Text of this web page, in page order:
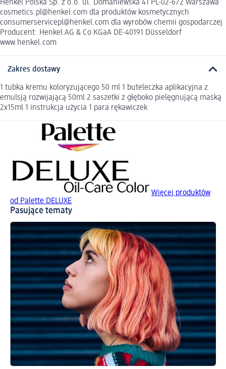
Henkel Polska Sp. z o.o. ul. Domaniewska 41 PL-02-672 Warszawa
cosmetics.pl@henkel.com dla produktów kosmetycznych
consumerservicepl@henkel.com dla wyrobów chemii gospodarczej
Producent: Henkel AG & Co KGaA DE-40191 Düsseldorf
www.henkel.com
Zakres dostawy
1 tubka kremu koloryzującego 50 ml 1 buteleczka aplikacyjna z
emulsją rozwijającą 50ml 2 saszetki z głęboko pielęgnującą maską
2x15ml 1 instrukcja użycia 1 para rękawiczek
Więcej produktów
od Palette DELUXE
Pasujące tematy